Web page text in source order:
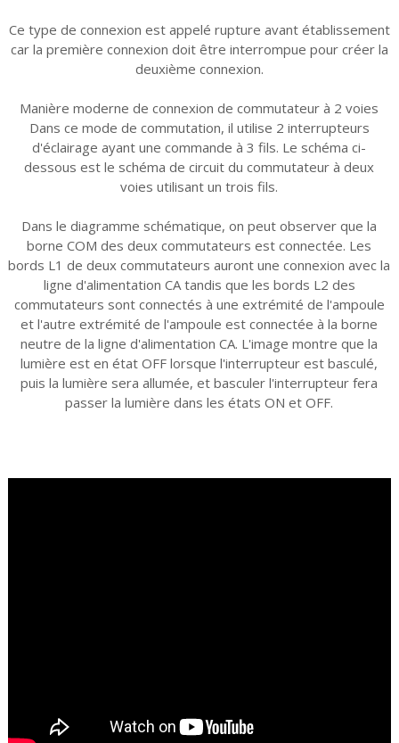
Ce type de connexion est appelé rupture avant établissement
car la première connexion doit être interrompue pour créer la
deuxième connexion.
Manière moderne de connexion de commutateur à 2 voies
Dans ce mode de commutation, il utilise 2 interrupteurs
d'éclairage ayant une commande à 3 fils. Le schéma ci-
dessous est le schéma de circuit du commutateur à deux
voies utilisant un trois fils.
Dans le diagramme schématique, on peut observer que la
borne COM des deux commutateurs est connectée. Les
bords L1 de deux commutateurs auront une connexion avec la
ligne d'alimentation CA tandis que les bords L2 des
commutateurs sont connectés à une extrémité de l'ampoule
et l'autre extrémité de l'ampoule est connectée à la borne
neutre de la ligne d'alimentation CA. L'image montre que la
lumière est en état OFF lorsque l'interrupteur est basculé,
puis la lumière sera allumée, et basculer l'interrupteur fera
passer la lumière dans les états ON et OFF.